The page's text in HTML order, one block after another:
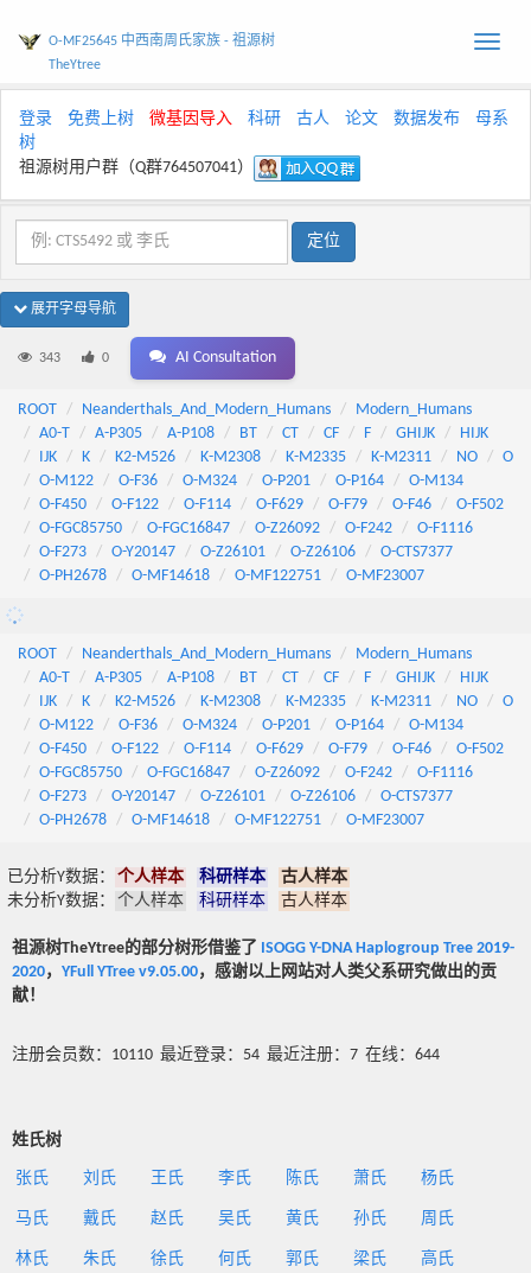
Toggle
O-MF25645 中西南周氏家族 - 祖源树
TheYtree
登录 免费上树 微基因导入 科研 古人 论文 数据发布
母系
树
祖源树用户群（Q群764507041）
展开字母导航
343 0 AI Consultation
ROOT Neanderthals_And_Modern_Humans
Modern_Humans
A0-T
A-P305 A-P108 BT CT CF F GHIJK
HIJK
IJK
K K2-M526 K-M2308 K-M2335 K-M2311 NO
O
O-M122
O-F36 O-M324 O-P201 O-P164
O-M134
O-F450
O-F122 O-F114 O-F629 O-F79 O-F46
O-F502
O-FGC85750
O-FGC16847 O-Z26092 O-F242
O-F1116
O-F273
O-Y20147 O-Z26101 O-Z26106
O-CTS7377
O-PH2678
O-MF14618 O-MF122751 O-MF23007
ROOT Neanderthals_And_Modern_Humans
Modern_Humans
A0-T
A-P305 A-P108 BT CT CF F GHIJK
HIJK
IJK
K K2-M526 K-M2308 K-M2335 K-M2311 NO
O
O-M122
O-F36 O-M324 O-P201 O-P164
O-M134
O-F450
O-F122 O-F114 O-F629 O-F79 O-F46
O-F502
O-FGC85750
O-FGC16847 O-Z26092 O-F242
O-F1116
O-F273
O-Y20147 O-Z26101 O-Z26106
O-CTS7377
O-PH2678
O-MF14618 O-MF122751 O-MF23007
已分析Y数据： 个人样本 科研样本
古人样本
未分析Y数据：
个人样本 科研样本 古人样本
祖源树TheYtree的部分树形借鉴了 ISOGG Y-DNA Haplogroup Tree 2019-
2020， YFull YTree v9.05.00，感谢以上网站对人类父系研究做出的贡
献！
注册会员数：10110 最近登录：54 最近注册：7 在线：644
姓氏树
张氏 刘氏 王氏 李氏 陈氏 萧氏 杨氏
马氏 戴氏 赵氏 吴氏 黄氏 孙氏 周氏
林氏 朱氏 徐氏 何氏 郭氏 梁氏 高氏